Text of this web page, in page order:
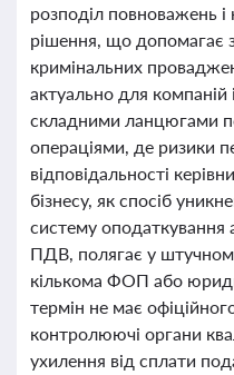
розподіл повноважень і
рішення, що допомагає
кримінальних
актуально для
складними ланцюгами
операціями, де ризики
відповідальності
бізнесу, як спосіб
систему оподаткування
ПДВ, полягає у
кількома ФОП або
термін не має
контролюючі органи
ухилення від сплати